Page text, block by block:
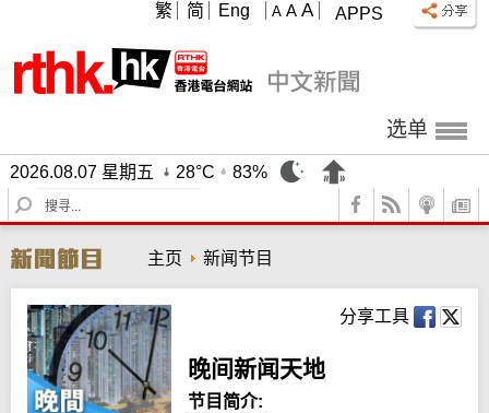
APPS
A A A
繁 简 Eng
选单
2026.08.07 星期五 28°C
83%
S
e
r
c
h
主页 新闻节目
分享工具
晚间新闻天地
节目简介: